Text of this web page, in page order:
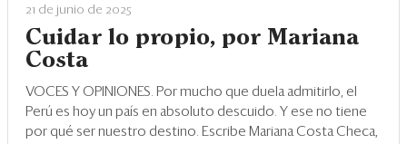
21 de junio de 2025
Cuidar lo propio, por Mariana
Costa
VOCES Y OPINIONES. Por mucho que duela admitirlo, el
Perú es hoy un país en absoluto descuido. Y ese no tiene
por qué ser nuestro destino. Escribe Mariana Costa Checa,